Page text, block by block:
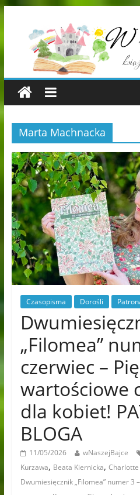
Marta Machnacka
Czasopisma Dorośli
„Filomea”
czerwiec –
wartościowe
dla kobiet!
BLOGA
11/05/2026 wNaszejBajce
Kurzawa, Beata Kiernicka,
Dwumiesięcznik „Filomea” numer 3